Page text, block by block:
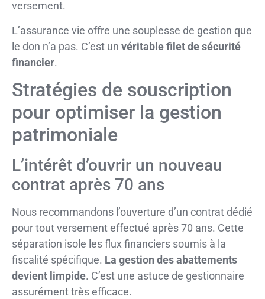
versement.
L’assurance vie offre une souplesse de gestion que
le don n’a pas. C’est un véritable filet de sécurité
financier.
Stratégies de souscription
pour optimiser la gestion
patrimoniale
L’intérêt d’ouvrir un nouveau
contrat après 70 ans
Nous recommandons l’ouverture d’un contrat dédié
pour tout versement effectué après 70 ans. Cette
séparation isole les flux financiers soumis à la
fiscalité spécifique. La gestion des abattements
devient limpide. C’est une astuce de gestionnaire
assurément très efficace.